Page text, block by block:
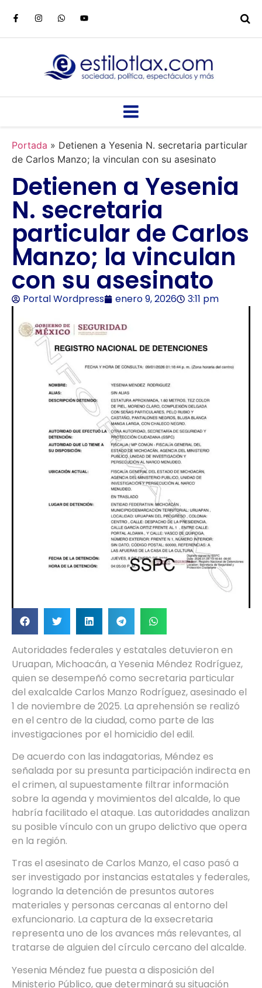
Portada » Detienen a Yesenia N. secretaria particular
de Carlos Manzo; la vinculan con su asesinato
Detienen a Yesenia
N. secretaria
particular de Carlos
Manzo; la vinculan
con su asesinato
Portal Wordpress enero 9, 2026 3:11 pm
Autoridades federales y estatales detuvieron en
Uruapan, Michoacán, a Yesenia Méndez Rodríguez,
quien se desempeñó como secretaria particular
del exalcalde Carlos Manzo Rodríguez, asesinado el
1 de noviembre de 2025. La aprehensión se realizó
en el centro de la ciudad, como parte de las
investigaciones por el homicidio del edil.
De acuerdo con las indagatorias, Méndez es
señalada por su presunta participación indirecta en
el crimen, al supuestamente filtrar información
sobre la agenda y movimientos del alcalde, lo que
habría facilitado el ataque. Las autoridades analizan
su posible vínculo con un grupo delictivo que opera
en la región.
Tras el asesinato de Carlos Manzo, el caso pasó a
ser investigado por instancias estatales y federales,
logrando la detención de presuntos autores
materiales y personas cercanas al entorno del
exfuncionario. La captura de la exsecretaria
representa uno de los avances más relevantes, al
tratarse de alguien del círculo cercano del alcalde.
Yesenia Méndez fue puesta a disposición del
Ministerio Público, que determinará su situación